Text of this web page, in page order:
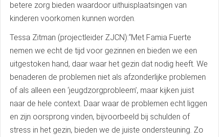
betere zorg bieden waardoor uithuisplaatsingen van
kinderen voorkomen kunnen worden.
Tessa Zitman (projectleider ZJCN):“Met Famia Fuerte
nemen we echt de tijd voor gezinnen en bieden we een
uitgestoken hand, daar waar het gezin dat nodig heeft. We
benaderen de problemen niet als afzonderlijke problemen
of als alleen een ‘jeugdzorgprobleem’, maar kijken juist
naar de hele context. Daar waar de problemen echt liggen
en zijn oorsprong vinden, bijvoorbeeld bij schulden of
stress in het gezin, bieden we de juiste ondersteuning. Zo